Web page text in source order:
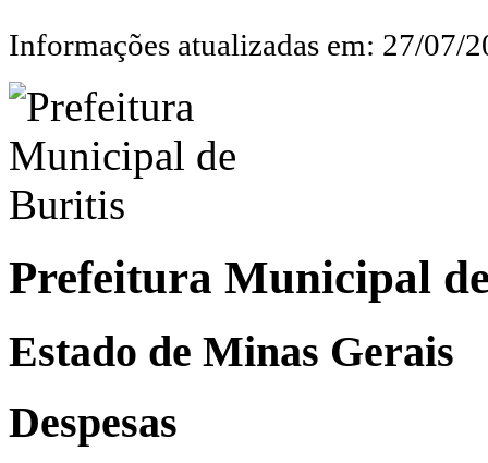
Informações atualizadas em: 27/07/
Prefeitura Municipal
Estado de Minas Gerais
Despesas